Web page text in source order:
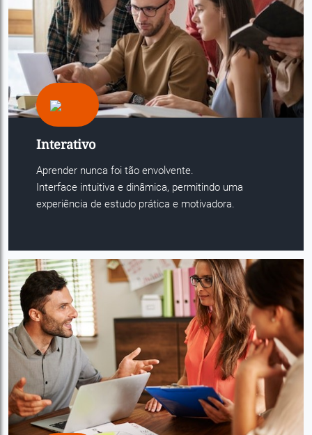
Interativo
Aprender nunca foi tão envolvente.
Interface intuitiva e dinâmica, permitindo uma
experiência de estudo prática e motivadora.